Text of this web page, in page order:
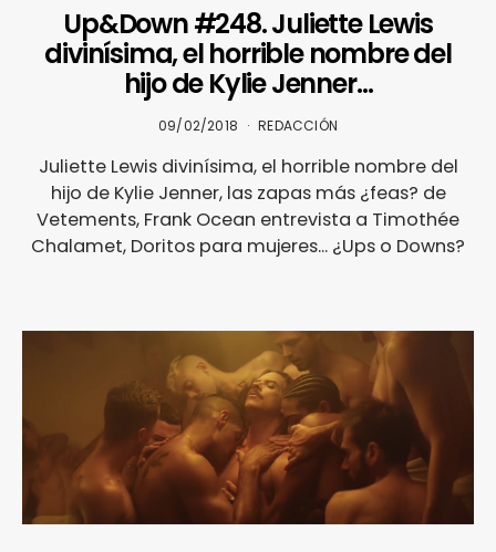
Up&Down #248. Juliette Lewis
divinísima, el horrible nombre del
hijo de Kylie Jenner…
09/02/2018 REDACCIÓN
Juliette Lewis divinísima, el horrible nombre del
hijo de Kylie Jenner, las zapas más ¿feas? de
Vetements, Frank Ocean entrevista a Timothée
Chalamet, Doritos para mujeres... ¿Ups o Downs?